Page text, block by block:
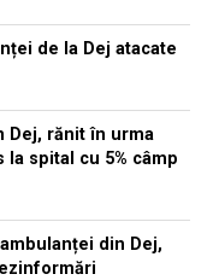
de la Dej atacate
Dej, rănit în urma
la spital cu 5% câmp
din Dej,